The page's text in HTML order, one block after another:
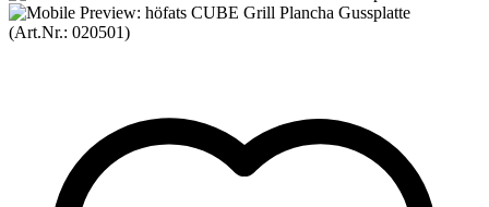
(Art.Nr.: 020501)